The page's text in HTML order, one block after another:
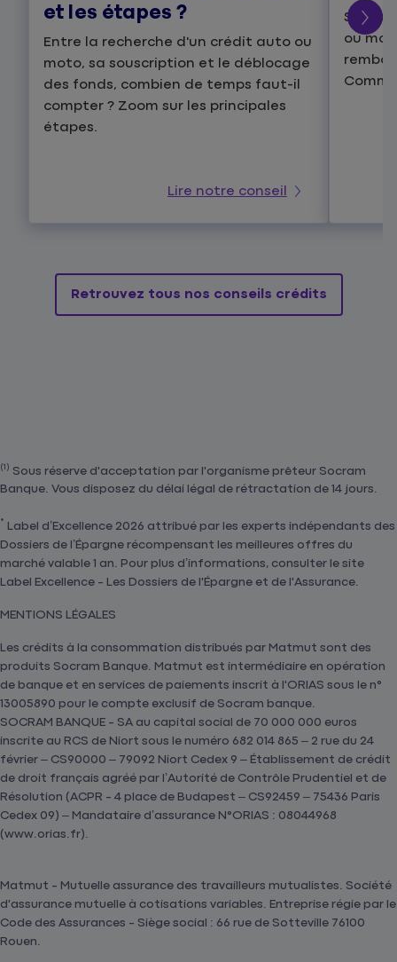
et les étapes ?
Entre la recherche d'un crédit auto ou
moto, sa souscription et le déblocage
des fonds, combien de temps faut-il
compter ? Zoom sur les principales
étapes.
Lire notre conseil
Si
ou
Retrouvez tous nos conseils crédits
(1) Sous réserve d'acceptation par l'organisme prêteur Socram
Banque. Vous disposez du délai légal de rétractation de 14 jours.
* Label d’Excellence 2026 attribué par les experts indépendants des
Dossiers de l’Épargne récompensant les meilleures offres du
marché valable 1 an. Pour plus d’informations, consulter le site
Label Excellence - Les Dossiers de l'Épargne et de l'Assurance.
MENTIONS LÉGALES
Les crédits à la consommation distribués par Matmut sont des
produits Socram Banque. Matmut est intermédiaire en opération
de banque et en services de paiements inscrit à l'ORIAS sous le n°
13005890 pour le compte exclusif de Socram banque.
SOCRAM BANQUE - SA au capital social de 70 000 000 euros
inscrite au RCS de Niort sous le numéro 682 014 865 – 2 rue du 24
février – CS90000 – 79092 Niort Cedex 9 – Établissement de crédit
de droit français agréé par l’Autorité de Contrôle Prudentiel et de
Résolution (ACPR - 4 place de Budapest – CS92459 – 75436 Paris
Cedex 09) – Mandataire d’assurance N°ORIAS : 08044968
(www.orias.fr).
Matmut - Mutuelle assurance des travailleurs mutualistes. Société
d'assurance mutuelle à cotisations variables. Entreprise régie par le
Code des Assurances - Siège social : 66 rue de Sotteville 76100
Rouen.